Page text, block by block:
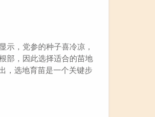
示，党参的种子喜冷凉，
部，因此选择适合的苗地
，选地育苗是一个关键步